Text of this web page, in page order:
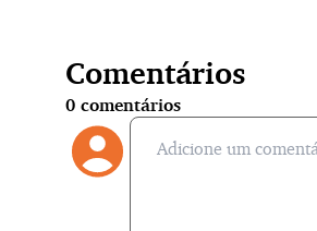
Comentários
0 comentários